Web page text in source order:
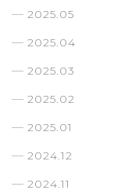
2025.05
2025.04
2025.03
2025.02
2025.01
2024.12
2024.11